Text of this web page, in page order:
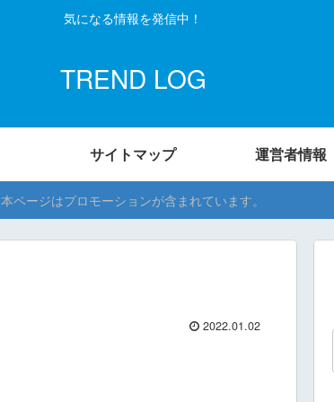
気になる情報を発信中！
TREND LOG
サイトマップ 運営者情報
本ページはプロモーションが含まれています。
2022.01.02